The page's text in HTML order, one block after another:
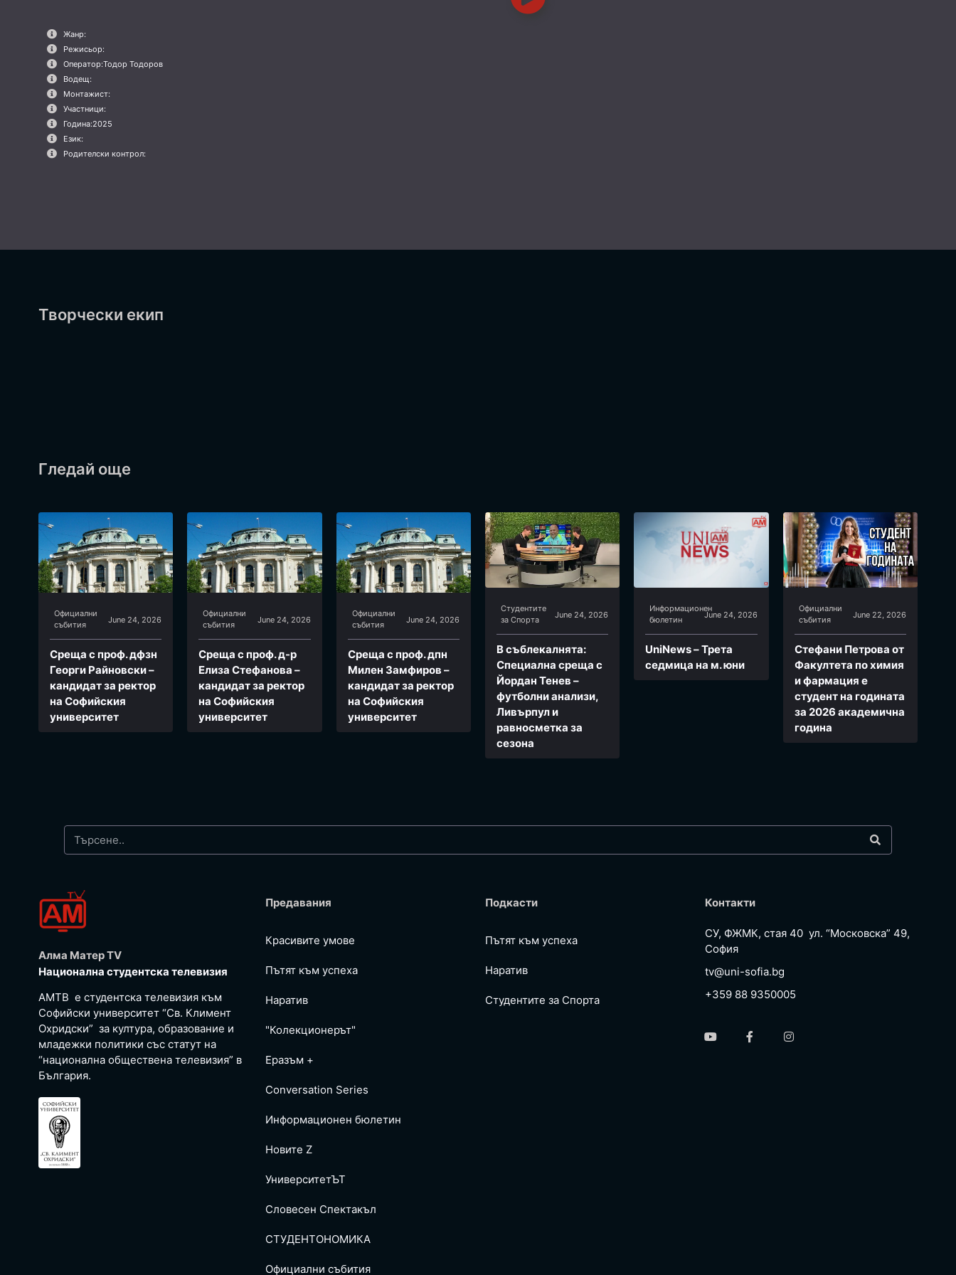
Жанр:
Режисьор:
Оператор:Тодор Тодоров
Водещ:
Монтажист:
Участници:
Година:2025
Език:
Родителски контрол:
Творчески екип
Гледай още
Официални
събития
June 24, 2026
Среща с проф. дфзн
Георги Райновски –
кандидат за ректор
на Софийския
университет
Официални
събития
June 24, 2026
Среща с проф. д-р
Елиза Стефанова –
кандидат за ректор
на Софийския
университет
Официални
събития
June 24, 2026
Среща с проф. дпн
Милен Замфиров –
кандидат за ректор
на Софийския
университет
Студентите
за Спортa
June 24, 2026
В съблекалнята:
Специална среща с
Йордан Тенев –
футболни анализи,
Ливърпул и
равносметка за
сезона
Информационен
бюлетин
June 24, 2026
UniNews – Трета
седмица на м. юни
Официални
събития
June 22, 2026
Стефани Петрова от
Факултета по химия
и фармация e
студент на годината
за 2026 академична
година
Алма Матер TV
Национална студентска телевизия
АМТВ е студентска телевизия към
Софийски университет “Св. Климент
Охридски” за култура, образование и
младежки политики със статут на
“национална обществена телевизия” в
България.
Предавания
Красивите умове
Пътят към успеха
Наратив
"Колекционерът"
Еразъм +
Conversation Series
Информационен бюлетин
Новите Z
УниверситетЪТ
Словесен Спектакъл
СТУДЕНТОНОМИКА
Официални събития
Подкасти
Пътят към успеха
Наратив
Студентите за Спортa
Контакти
СУ, ФЖМК, стая 40 ул. “Московска” 49,
София
tv@uni-sofia.bg
+359 88 9350005